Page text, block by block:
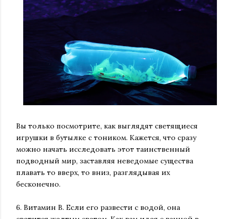
Вы только посмотрите, как выглядят светящиеся
игрушки в бутылке с тоником. Кажется, что сразу
можно начать исследовать этот таинственный
подводный мир, заставляя неведомые существа
плавать то вверх, то вниз, разглядывая их
бесконечно.
6. Витамин В. Если его развести с водой, она